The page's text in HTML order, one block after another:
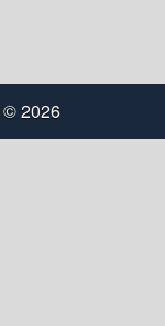
© 2026